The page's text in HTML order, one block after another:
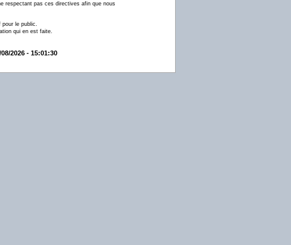
respectant pas ces directives afin que nous
le public.
qui en est faite.
08/2026 - 15:01:30